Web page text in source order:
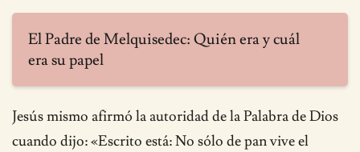
El Padre de Melquisedec: Quién era y cuál
era su papel
Jesús mismo afirmó la autoridad de la Palabra de Dios
cuando dijo: «Escrito está: No sólo de pan vive el